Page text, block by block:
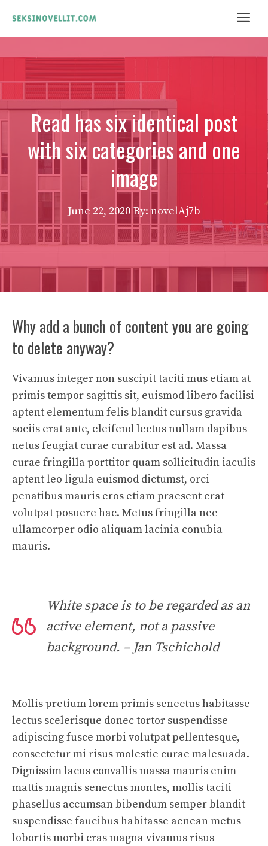
content
Read has six identical post
with six categories and one
image
June 22, 2020 By: novelAj7b
Why add a bunch of content you are going
to delete anyway?
Vivamus integer non suscipit taciti mus etiam at
primis tempor sagittis sit, euismod libero facilisi
aptent elementum felis blandit cursus gravida
sociis erat ante, eleifend lectus nullam dapibus
netus feugiat curae curabitur est ad. Massa
curae fringilla porttitor quam sollicitudin iaculis
aptent leo ligula euismod dictumst, orci
penatibus mauris eros etiam praesent erat
volutpat posuere hac. Metus fringilla nec
ullamcorper odio aliquam lacinia conubia
mauris.
White space is to be regarded as an
active element, not a passive
background. – Jan Tschichold
Mollis pretium lorem primis senectus habitasse
lectus scelerisque donec tortor suspendisse
adipiscing fusce morbi volutpat pellentesque,
consectetur mi risus molestie curae malesuada.
Dignissim lacus convallis massa mauris enim
mattis magnis senectus montes, mollis taciti
phasellus accumsan bibendum semper blandit
suspendisse faucibus habitasse aenean metus
lobortis morbi cras magna vivamus risus